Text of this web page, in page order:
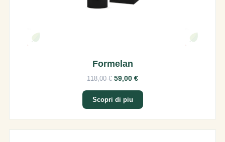
Formelan
118,00 € 59,00 €
Scopri di piu